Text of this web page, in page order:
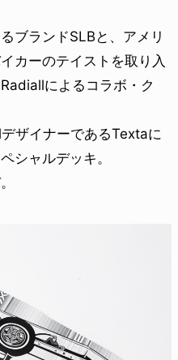
ブランドSLBと、アメリ
カーのテイストを取り入
によるコラボ・ク
ザイナーであるTextaに
シャルデッキ。